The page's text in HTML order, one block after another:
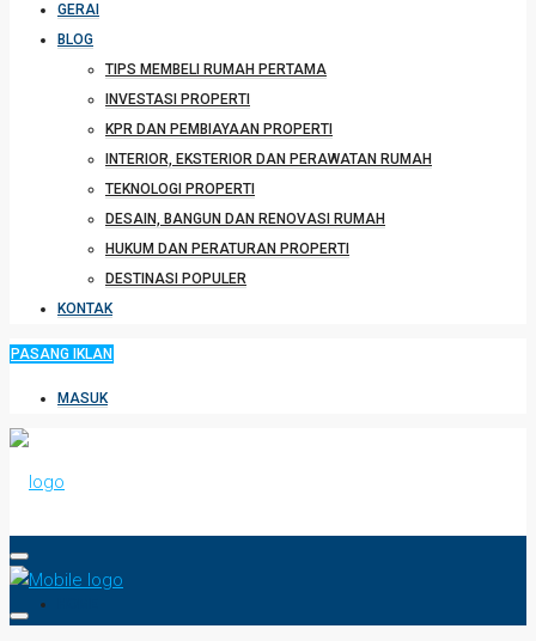
GERAI
BLOG
TIPS MEMBELI RUMAH PERTAMA
INVESTASI PROPERTI
KPR DAN PEMBIAYAAN PROPERTI
INTERIOR, EKSTERIOR DAN PERAWATAN RUMAH
TEKNOLOGI PROPERTI
DESAIN, BANGUN DAN RENOVASI RUMAH
HUKUM DAN PERATURAN PROPERTI
DESTINASI POPULER
KONTAK
PASANG IKLAN
MASUK